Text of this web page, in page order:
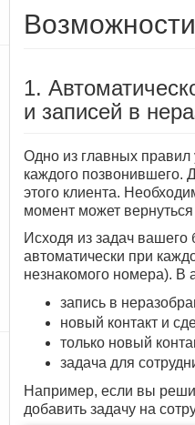
1.
и записей в
Одно из главных правил
каждого позвонившего.
этого клиента.
момент может
Исходя из задач вашего
автоматически при
незнакомого номера). В
запись в
новый контакт и
только новый
задача для
Например, если вы
добавить задачу на